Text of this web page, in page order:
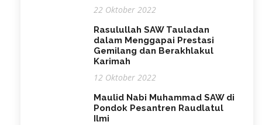
22 Oktober 2022
Rasulullah SAW Tauladan
dalam Menggapai Prestasi
Gemilang dan Berakhlakul
Karimah
12 Oktober 2022
Maulid Nabi Muhammad SAW di
Pondok Pesantren Raudlatul
Ilmi